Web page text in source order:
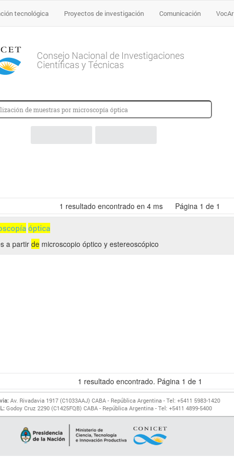
tecnológica Proyectos de investigación Comunicación VocAr
Consejo Nacional de Investigaciones
Científicas y Técnicas
1 resultado encontrado en 4 ms Página 1 de 1
óptica
a partirde microscopio óptico y estereoscópico
1 resultado encontrado. Página 1 de 1
Av. Rivadavia 1917 (C1033AAJ) CABA - República Argentina - Tel: +5411 5983-1420
Godoy Cruz 2290 (C1425FQB) CABA - República Argentina - Tel: +5411 4899-5400